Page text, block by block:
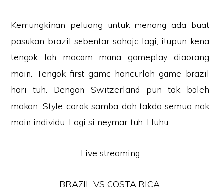
Kemungkinan peluang untuk menang ada buat
pasukan brazil sebentar sahaja lagi, itupun kena
tengok lah macam mana gameplay diaorang
main. Tengok first game hancurlah game brazil
hari tuh. Dengan Switzerland pun tak boleh
makan. Style corak samba dah takda semua nak
main individu. Lagi si neymar tuh. Huhu
Live streaming
BRAZIL VS COSTA RICA.